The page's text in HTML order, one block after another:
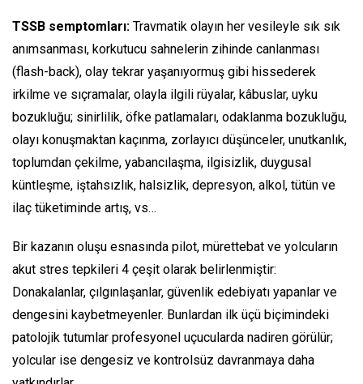
TSSB semptomları: Travmatik olayın her vesileyle sık sık
anımsanması, korkutucu sahnelerin zihinde canlanması
(flash-back), olay tekrar yaşanıyormuş gibi hissederek
irkilme ve sıçramalar, olayla ilgili rüyalar, kâbuslar, uyku
bozukluğu; sinirlilik, öfke patlamaları, odaklanma bozukluğu,
olayı konuşmaktan kaçınma, zorlayıcı düşünceler, unutkanlık,
toplumdan çekilme, yabancılaşma, ilgisizlik, duygusal
küntleşme, iştahsızlık, halsizlik, depresyon, alkol, tütün ve
ilaç tüketiminde artış, vs…
Bir kazanın oluşu esnasında pilot, mürettebat ve yolcuların
akut stres tepkileri 4 çeşit olarak belirlenmiştir:
Donakalanlar, çılgınlaşanlar, güvenlik edebiyatı yapanlar ve
dengesini kaybetmeyenler. Bunlardan ilk üçü biçimindeki
patolojik tutumlar profesyonel uçucularda nadiren görülür;
yolcular ise dengesiz ve kontrolsüz davranmaya daha